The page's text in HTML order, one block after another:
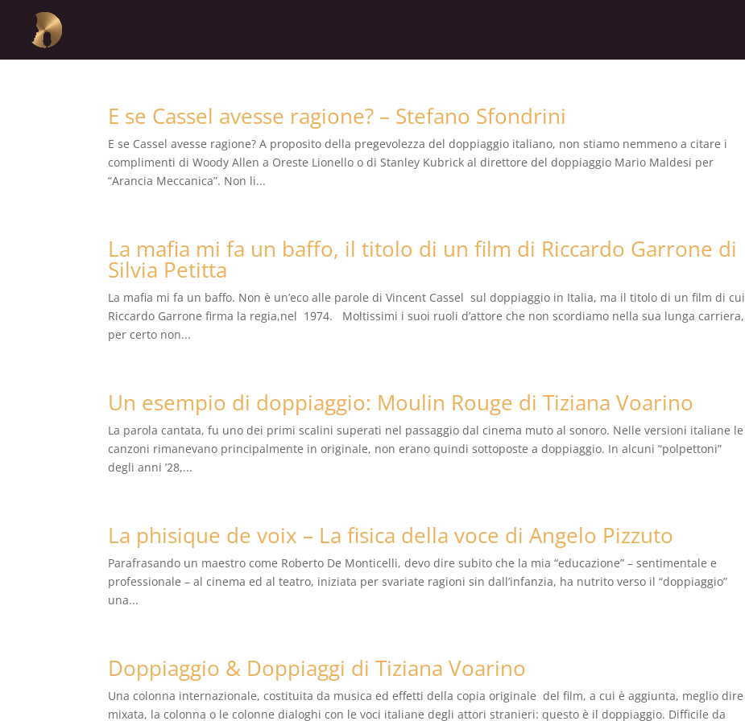
E se Cassel avesse ragione? – Stefano Sfondrini
E se Cassel avesse ragione? A proposito della pregevolezza del doppiaggio italiano, non stiamo nemmeno a citare i
complimenti di Woody Allen a Oreste Lionello o di Stanley Kubrick al direttore del doppiaggio Mario Maldesi per
“Arancia Meccanica”. Non li...
La mafia mi fa un baffo, il titolo di un film di Riccardo Garrone di
Silvia Petitta
La mafia mi fa un baffo. Non è un’eco alle parole di Vincent Cassel sul doppiaggio in Italia, ma il titolo di un film di cui
Riccardo Garrone firma la regia,nel 1974. Moltissimi i suoi ruoli d’attore che non scordiamo nella sua lunga carriera,
per certo non...
Un esempio di doppiaggio: Moulin Rouge di Tiziana Voarino
La parola cantata, fu uno dei primi scalini superati nel passaggio dal cinema muto al sonoro. Nelle versioni italiane le
canzoni rimanevano principalmente in originale, non erano quindi sottoposte a doppiaggio. In alcuni “polpettoni”
degli anni ’28,...
La phisique de voix – La fisica della voce di Angelo Pizzuto
Parafrasando un maestro come Roberto De Monticelli, devo dire subito che la mia “educazione” – sentimentale e
professionale – al cinema ed al teatro, iniziata per svariate ragioni sin dall’infanzia, ha nutrito verso il “doppiaggio”
una...
Doppiaggio & Doppiaggi di Tiziana Voarino
Una colonna internazionale, costituita da musica ed effetti della copia originale del film, a cui è aggiunta, meglio dire
mixata, la colonna o le colonne dialoghi con le voci italiane degli attori stranieri: questo è il doppiaggio. Difficile da